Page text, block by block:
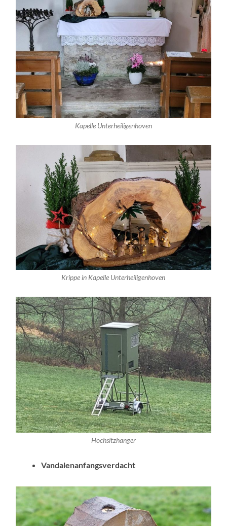
Kapelle Unterheiligenhoven
Krippe in Kapelle Unterheiligenhoven
Hochsitzhänger
Vandalenanfangsverdacht